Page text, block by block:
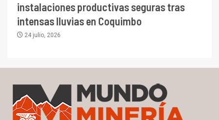
instalaciones productivas seguras tras
intensas lluvias en Coquimbo
24 julio, 2026